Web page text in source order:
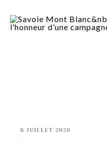
8 JUILLET 2020